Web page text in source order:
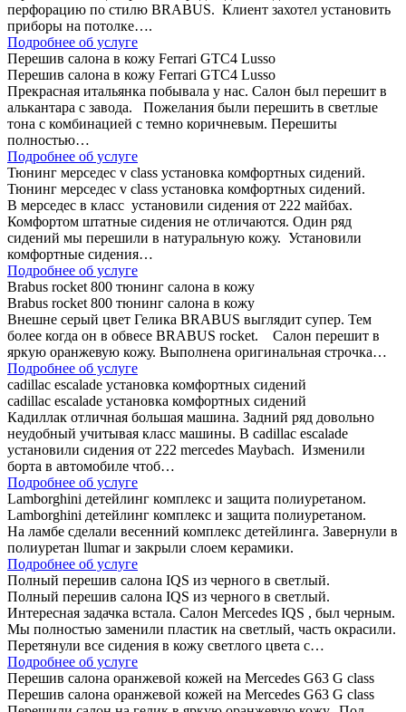
перфорацию по стилю BRABUS. Клиент захотел установить
приборы на потолке….
Подробнее об услуге
Перешив салона в кожу Ferrari GTC4 Lusso
Перешив салона в кожу Ferrari GTC4 Lusso
Прекрасная итальянка побывала у нас. Салон был перешит в
алькантара с завода. Пожелания были перешить в светлые
тона с комбинацией с темно коричневым. Перешиты
полностью…
Подробнее об услуге
Тюнинг мерседес v class установка комфортных сидений.
Тюнинг мерседес v class установка комфортных сидений.
В мерседес в класс установили сидения от 222 майбах.
Комфортом штатные сидения не отличаются. Один ряд
сидений мы перешили в натуральную кожу. Установили
комфортные сидения…
Подробнее об услуге
Brabus rocket 800 тюнинг салона в кожу
Brabus rocket 800 тюнинг салона в кожу
Внешне серый цвет Гелика BRABUS выглядит супер. Тем
более когда он в обвесе BRABUS rocket. Салон перешит в
яркую оранжевую кожу. Выполнена оригинальная строчка…
Подробнее об услуге
cadillac escalade установка комфортных сидений
cadillac escalade установка комфортных сидений
Кадиллак отличная большая машина. Задний ряд довольно
неудобный учитывая класс машины. В cadillac escalade
установили сидения от 222 mercedes Maybach. Изменили
борта в автомобиле чтоб…
Подробнее об услуге
Lamborghini детейлинг комплекс и защита полиуретаном.
Lamborghini детейлинг комплекс и защита полиуретаном.
На ламбе сделали весенний комплекс детейлинга. Завернули в
полиуретан llumar и закрыли слоем керамики.
Подробнее об услуге
Полный перешив салона IQS из черного в светлый.
Полный перешив салона IQS из черного в светлый.
Интересная задачка встала. Салон Mercedes IQS , был черным.
Мы полностью заменили пластик на светлый, часть окрасили.
Перетянули все сидения в кожу светлого цвета с…
Подробнее об услуге
Перешив салона оранжевой кожей на Mercedes G63 G class
Перешив салона оранжевой кожей на Mercedes G63 G class